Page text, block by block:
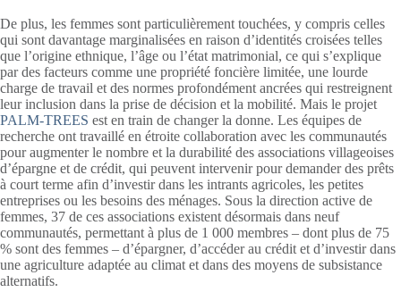
De plus, les femmes sont particulièrement touchées, y compris celles
qui sont davantage marginalisées en raison d’identités croisées telles
que l’origine ethnique, l’âge ou l’état matrimonial, ce qui s’explique
par des facteurs comme une propriété foncière limitée, une lourde
charge de travail et des normes profondément ancrées qui restreignent
leur inclusion dans la prise de décision et la mobilité. Mais le projet
PALM-TREES est en train de changer la donne. Les équipes de
recherche ont travaillé en étroite collaboration avec les communautés
pour augmenter le nombre et la durabilité des associations villageoises
d’épargne et de crédit, qui peuvent intervenir pour demander des prêts
à court terme afin d’investir dans les intrants agricoles, les petites
entreprises ou les besoins des ménages. Sous la direction active de
femmes, 37 de ces associations existent désormais dans neuf
communautés, permettant à plus de 1 000 membres – dont plus de 75
% sont des femmes – d’épargner, d’accéder au crédit et d’investir dans
une agriculture adaptée au climat et dans des moyens de subsistance
alternatifs.